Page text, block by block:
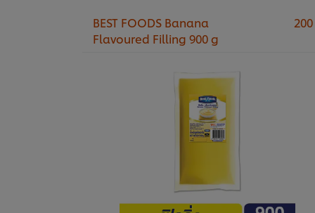
BEST FOODS Banana
Flavoured Filling 900 g